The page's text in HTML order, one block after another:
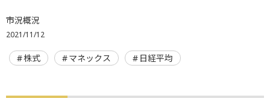
市況概況
2021/11/12
株式 マネックス 日経平均